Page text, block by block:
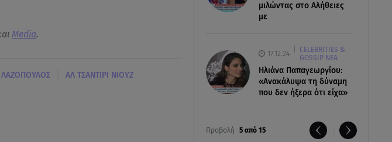
μιλώντας στο Αλήθειες
με
17.12.24
CELEBRITIES &
GOSSIP ΝΕΑ
Ηλιάνα Παπαγεωργίου:
«Ανακάλυψα τη δύναμη
που δεν ήξερα ότι είχα»
Προβολή 5 από 15
Media.
ΑΛ ΤΣΑΝΤΙΡΙ ΝΙΟΥΖ